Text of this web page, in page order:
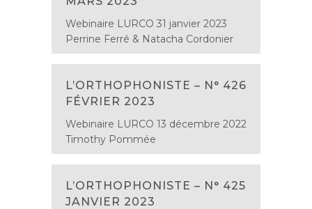
Webinaire LURCO 31 janvier 2023
Perrine Ferré & Natacha Cordonier
L’ORTHOPHONISTE – N° 426
FÉVRIER 2023
Webinaire LURCO 13 décembre 2022
Timothy Pommée
L’ORTHOPHONISTE – N° 425
JANVIER 2023